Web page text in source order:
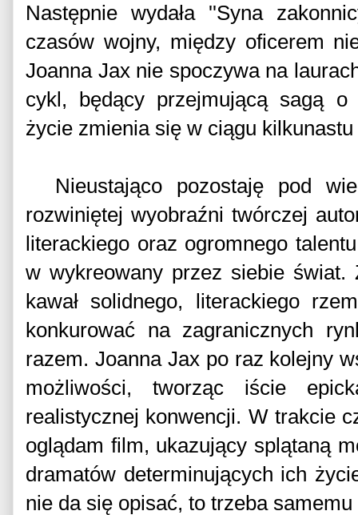
Następnie wydała ''Syna
czasów wojny, między oficerem
Joanna Jax nie spoczywa na
cykl, będący przejmującą sagą o
życie zmienia się w ciągu
Nieustająco pozostaję pod
rozwiniętej wyobraźni twórczej
literackiego oraz ogromnego
w wykreowany przez siebie świat.
kawał solidnego, literackiego
konkurować na zagranicznych
razem. Joanna Jax po raz kolejny
możliwości, tworząc iście
realistycznej konwencji. W trakcie
oglądam film, ukazujący splątaną
dramatów determinujących ich
nie da się opisać, to trzeba